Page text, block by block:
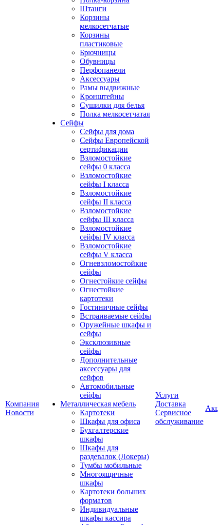
Компания
Новости
Штанги
Корзины
мелкосетчатые
Корзины
пластиковые
Брючницы
Обувницы
Перфопанели
Аксессуары
Рамы выдвижные
Кронштейны
Сушилки для белья
Полка мелкосетчатая
Сейфы
Сейфы для дома
Сейфы Европейской
сертификации
Взломостойкие
сейфы 0 класса
Взломостойкие
сейфы I класса
Взломостойкие
сейфы II класса
Взломостойкие
сейфы III класса
Взломостойкие
сейфы IV класса
Взломостойкие
сейфы V класса
Огневзломостойкие
сейфы
Огнестойкие сейфы
Огнестойкие
картотеки
Гостиничные сейфы
Встраиваемые сейфы
Оружейные шкафы и
сейфы
Эксклюзивные
сейфы
Дополнительные
аксессуары для
сейфов
Автомобильные
сейфы
Металлическая мебель
Картотеки
Шкафы для офиса
Бухгалтерские
шкафы
Шкафы для
раздевалок (Локеры)
Тумбы мобильные
Многоящичные
шкафы
Картотеки больших
форматов
Индивидуальные
шкафы кассира
Услуги
Доставка
Сервисное
обслуживание